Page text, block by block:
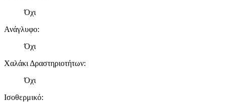
Όχι
Ανάγλυφο:
Όχι
Χαλάκι Δραστηριοτήτων:
Όχι
Ισοθερμικό: